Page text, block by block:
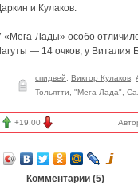
и Кулаков.
«Мега-Лады» особо
— 14 очков, у Виталия
спидвей Виктор Кулаков
Тольятти
"Мега-Лада"
+19.00
Комментарии (5)